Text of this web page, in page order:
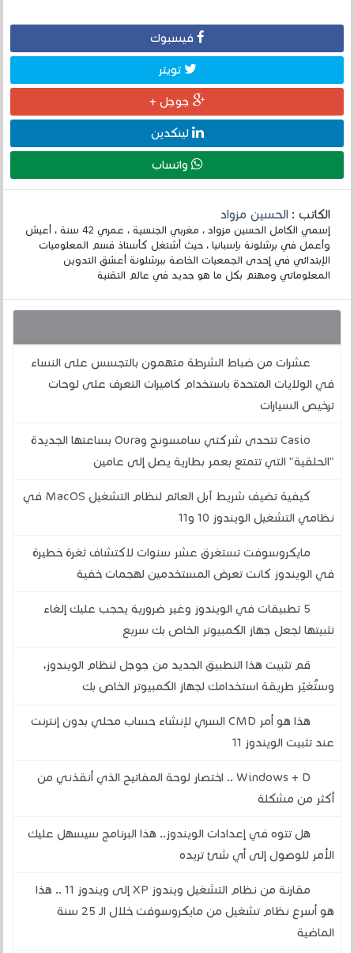
فيسبوك
تويتر
جوجل +
لينكدين
واتساب
الكاتب :الحسين مزواد
إسمي الكامل الحسين مزواد ، مغربي الجنسية ، عمري 42 سنة ، أعيش
وأعمل في برشلونة بإسبانيا ، حيث أشتغل كأستاذ قسم المعلوميات
الإبتدائي في إحدى الجمعيات الخاصة ببرشلونة أعشق التدوين
المعلوماتي ومهتم بكل ما هو جديد في عالم التقنية
عشرات من ضباط الشرطة متهمون بالتجسس على النساء
في الولايات المتحدة باستخدام كاميرات التعرف على لوحات
ترخيص السيارات
Casio تتحدى شركتي سامسونج وOura بساعتها الجديدة
"الحلقية" التي تتمتع بعمر بطارية يصل إلى عامين
كيفية تضيف شريط آبل العائم لنظام التشغيل MacOS في
نظامي التشغيل الويندوز 10 و11
مايكروسوفت تستغرق عشر سنوات لاكتشاف ثغرة خطيرة
في الويندوز كانت تعرض المستخدمين لهجمات خفية
5 تطبيقات في الويندوز وغير ضرورية يحجب عليك إلغاء
تثبيتها لجعل جهاز الكمبيوتر الخاص بك سريع
قم تثبيت هذا التطبيق الجديد من جوجل لنظام الويندوز،
وستُغيّر طريقة استخدامك لجهاز الكمبيوتر الخاص بك
هذا هو أمر CMD السري لإنشاء حساب محلي بدون إنترنت
عند تثبيت الويندوز 11
Windows + D .. اختصار لوحة المفاتيح الذي أنقذني من
أكثر من مشكلة
هل تتوه في إعدادات الويندوز.. هذا البرنامج سيسهل عليك
الأمر للوصول إلى أي شئ تريده
مقارنة من نظام التشغيل ويندوز XP إلى ويندوز 11 .. هذا
هو أسرع نظام تشغيل من مايكروسوفت خلال الـ 25 سنة
الماضية